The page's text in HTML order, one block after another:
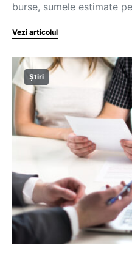
burse, sumele estimate
Vezi articolul
Știri